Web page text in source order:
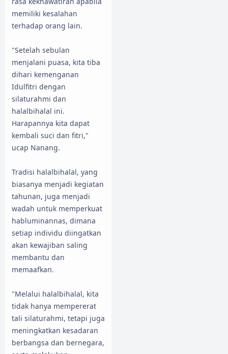
memiliki kesalahan
terhadap orang lain.
"Setelah sebulan
menjalani puasa, kita tiba
dihari kemenganan
Idulfitri dengan
silaturahmi dan
halalbihalal ini.
Harapannya kita dapat
kembali suci dan fitri,"
ucap Nanang.
Tradisi halalbihalal, yang
biasanya menjadi kegiatan
tahunan, juga menjadi
wadah untuk memperkuat
habluminannas, dimana
setiap individu diingatkan
akan kewajiban saling
membantu dan
memaafkan.
"Melalui halalbihalal, kita
tidak hanya mempererat
tali silaturahmi, tetapi juga
meningkatkan kesadaran
berbangsa dan bernegara,